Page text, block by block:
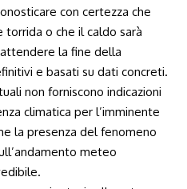
con certezza che
o che il ⁢caldo sarà‌
⁣la fine‌ della
e basati su dati concreti.
non forniscono indicazioni
climatica per l’imminente
la presenza del fenomeno
meteo